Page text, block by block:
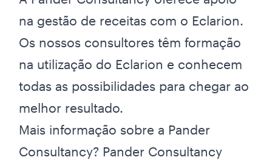
na gestão de receitas com o Eclarion.
Os nossos consultores têm formação
na utilização do Eclarion e conhecem
todas as possibilidades para chegar ao
melhor resultado.
Mais informação sobre a Pander
Consultancy? Pander Consultancy